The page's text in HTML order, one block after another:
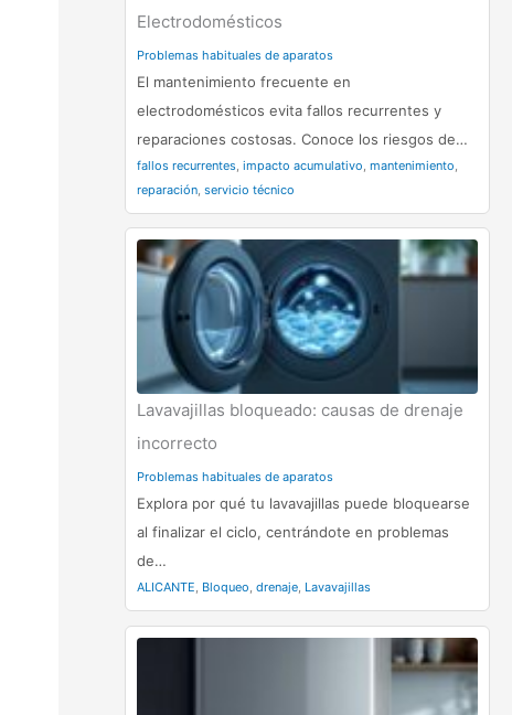
Electrodomésticos
Problemas habituales de aparatos
El mantenimiento frecuente en
electrodomésticos evita fallos recurrentes y
reparaciones costosas. Conoce los riesgos de…
fallos recurrentes, impacto acumulativo mantenimiento
reparación, servicio técnico
Lavavajillas bloqueado: causas de drenaje
incorrecto
Problemas habituales de aparatos
Explora por qué tu lavavajillas puede bloquearse
al finalizar el ciclo, centrándote en problemas
de…
ALICANTE, Bloqueo, drenaje, Lavavajillas